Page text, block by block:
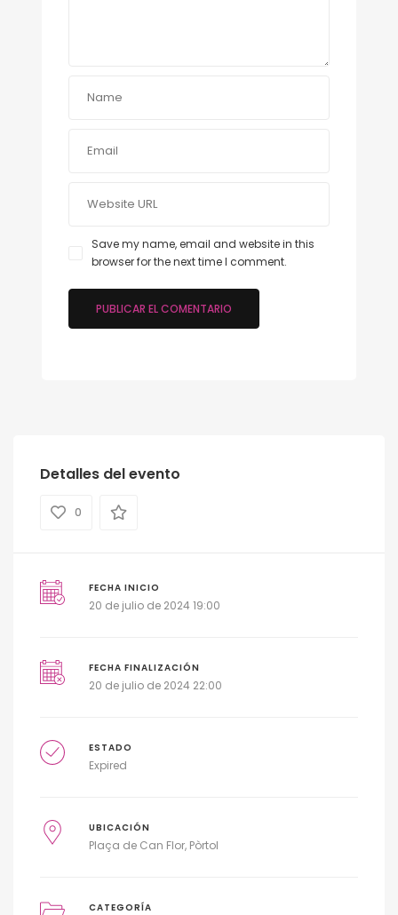
Save my name, email and website in this
browser for the next time I comment.
Detalles del evento
0
FECHA INICIO
20 de julio de 2024 19:00
FECHA FINALIZACIÓN
20 de julio de 2024 22:00
ESTADO
Expired
UBICACIÓN
Plaça de Can Flor, Pòrtol
CATEGORÍA